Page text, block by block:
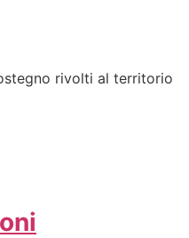
rivolti al territorio